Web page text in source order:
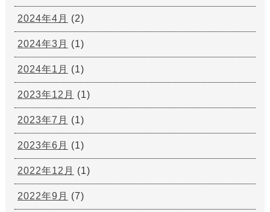
2024年4月 (2)
2024年3月 (1)
2024年1月 (1)
2023年12月 (1)
2023年7月 (1)
2023年6月 (1)
2022年12月 (1)
2022年9月 (7)